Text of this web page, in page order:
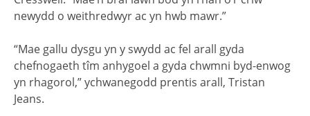
newydd o weithredwyr ac yn hwb mawr.”
“Mae gallu dysgu yn y swydd ac fel arall gyda
chefnogaeth tîm anhygoel a gyda chwmni byd-enwog
yn rhagorol,” ychwanegodd prentis arall, Tristan
Jeans.